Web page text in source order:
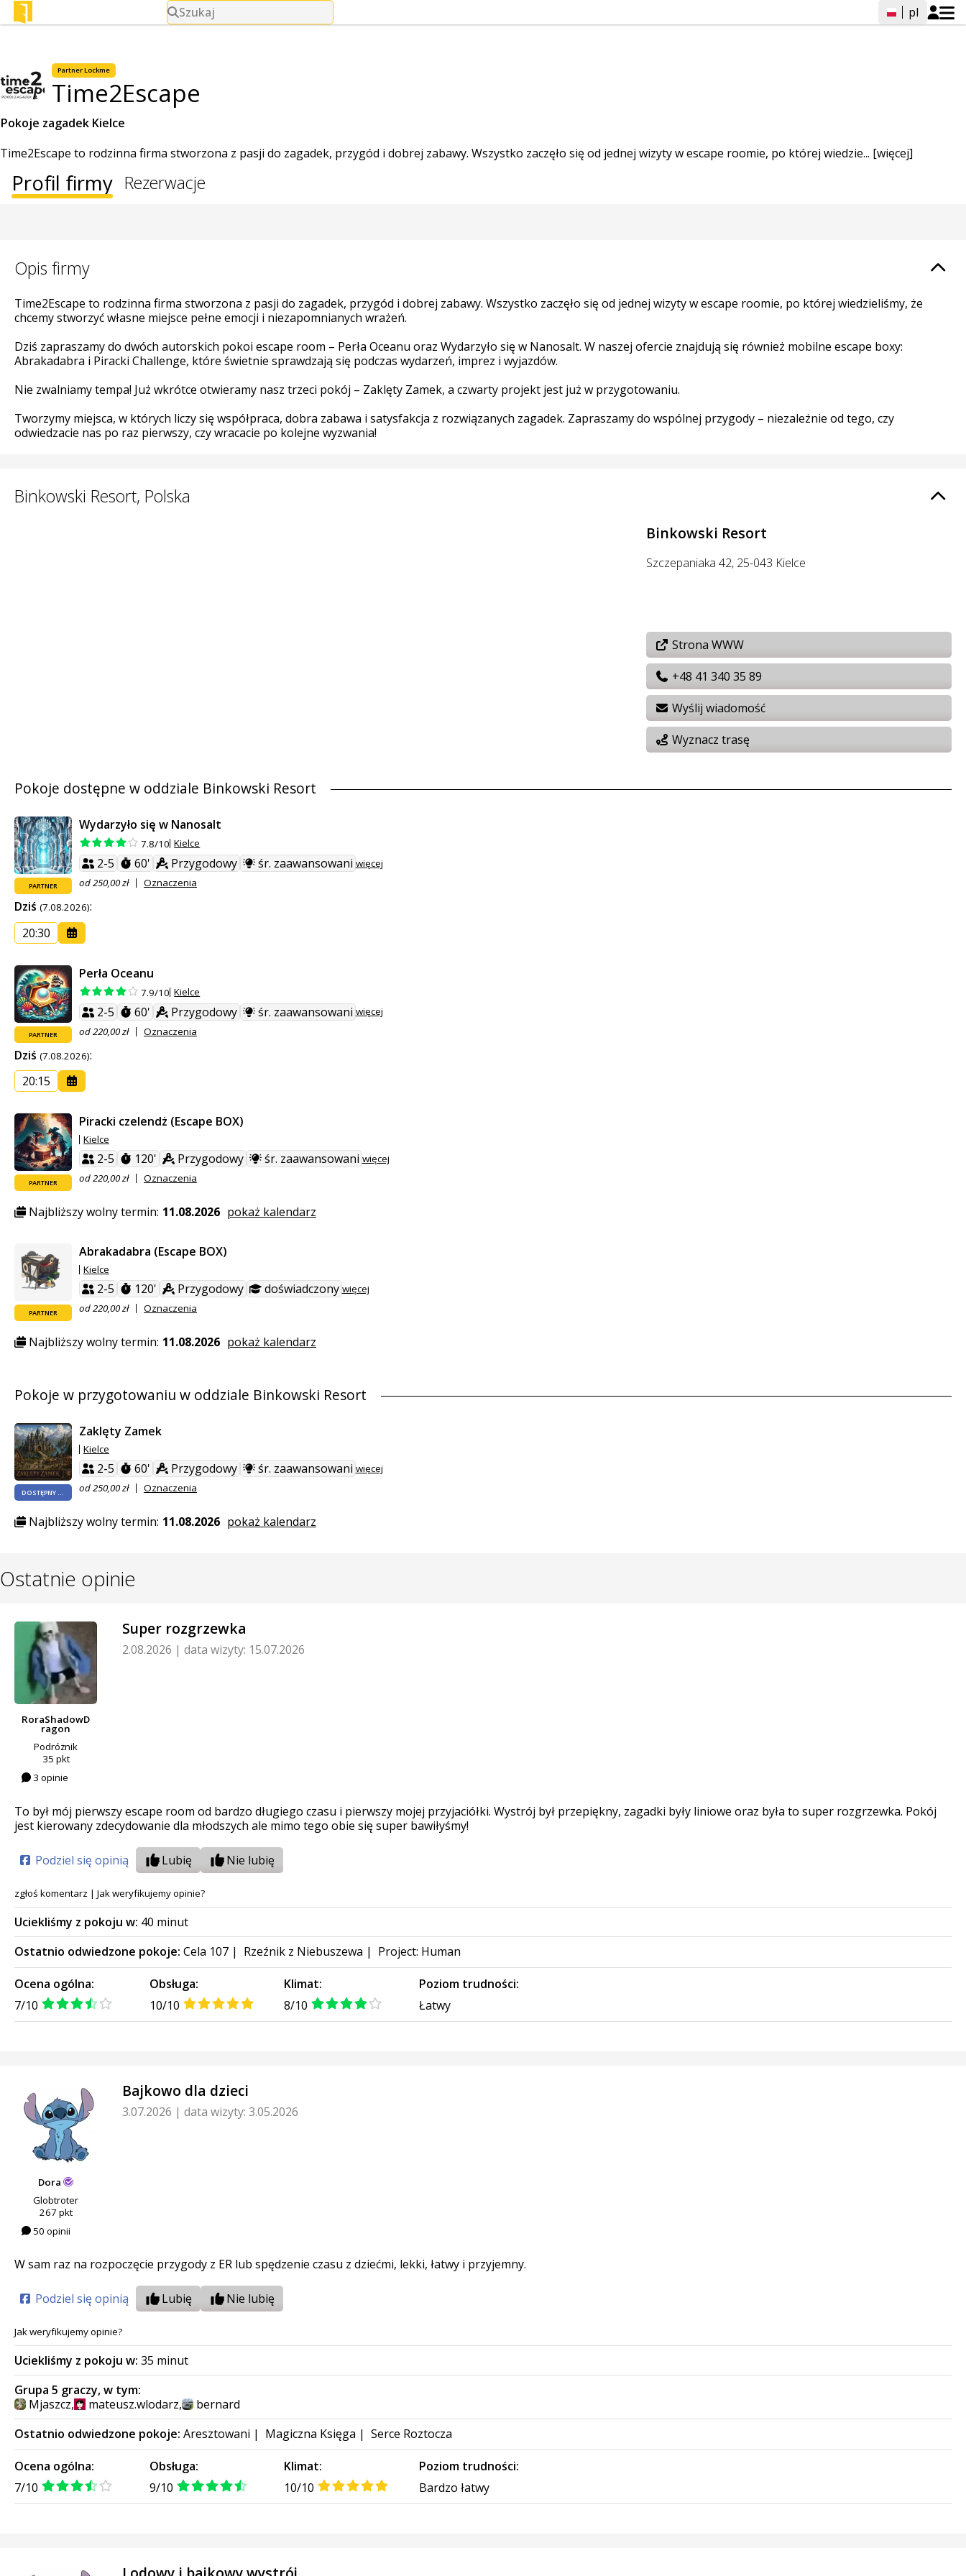
Szukaj pl
Partner Lockme
Time2Escape
Pokoje zagadek Kielce
Time2Escape to rodzinna firma stworzona z pasji do zagadek, przygód i dobrej zabawy. Wszystko zaczęło się od jednej wizyty w escape roomie, po której wiedzie... [więcej]
Profil firmy Rezerwacje
Opis firmy
Time2Escape to rodzinna firma stworzona z pasji do zagadek, przygód i dobrej zabawy. Wszystko zaczęło się od jednej wizyty w escape roomie, po której wiedzieliśmy, że
chcemy stworzyć własne miejsce pełne emocji i niezapomnianych wrażeń.
Dziś zapraszamy do dwóch autorskich pokoi escape room – Perła Oceanu oraz Wydarzyło się w Nanosalt. W naszej ofercie znajdują się również mobilne escape boxy:
Abrakadabra i Piracki Challenge, które świetnie sprawdzają się podczas wydarzeń, imprez i wyjazdów.
Nie zwalniamy tempa! Już wkrótce otwieramy nasz trzeci pokój – Zaklęty Zamek, a czwarty projekt jest już w przygotowaniu.
Tworzymy miejsca, w których liczy się współpraca, dobra zabawa i satysfakcja z rozwiązanych zagadek. Zapraszamy do wspólnej przygody – niezależnie od tego, czy
odwiedzacie nas po raz pierwszy, czy wracacie po kolejne wyzwania!
Binkowski Resort, Polska
Binkowski Resort
Szczepaniaka 42, 25-043 Kielce
Strona WWW
+48 41 340 35 89
Wyślij wiadomość
Wyznacz trasę
Pokoje dostępne w oddziale Binkowski Resort
PARTNER
Wydarzyło się w Nanosalt
7.8/10 Kielce
2-5 60' Przygodowy śr. zaawansowani więcej
od 250,00 zł
Oznaczenia
Dziś (7.08.2026):
20:30
PARTNER
Perła Oceanu
7.9/10 Kielce
2-5 60' Przygodowy śr. zaawansowani więcej
od 220,00 zł
Oznaczenia
Dziś (7.08.2026):
20:15
PARTNER
Piracki czelendż (Escape BOX)
Kielce
2-5 120' Przygodowy śr. zaawansowani więcej
od 220,00 zł
Oznaczenia
Najbliższy wolny termin: 11.08.2026 pokaż kalendarz
PARTNER
Abrakadabra (Escape BOX)
Kielce
2-5 120' Przygodowy doświadczony więcej
od 220,00 zł
Oznaczenia
Najbliższy wolny termin: 11.08.2026 pokaż kalendarz
Pokoje w przygotowaniu w oddziale Binkowski Resort
DOSTĘPNY WKRÓTCE
Zaklęty Zamek
Kielce
2-5 60' Przygodowy śr. zaawansowani więcej
od 250,00 zł
Oznaczenia
Najbliższy wolny termin: 11.08.2026 pokaż kalendarz
Ostatnie opinie
RoraShadowD
ragon
Podróżnik
35 pkt
3 opinie
Super rozgrzewka
2.08.2026 | data wizyty: 15.07.2026
To był mój pierwszy escape room od bardzo długiego czasu i pierwszy mojej przyjaciółki. Wystrój był przepiękny, zagadki były liniowe oraz była to super rozgrzewka. Pokój
jest kierowany zdecydowanie dla młodszych ale mimo tego obie się super bawiłyśmy!
Podziel się opinią Lubię Nie lubię
zgłoś komentarz | Jak weryfikujemy opinie?
Uciekliśmy z pokoju w: 40 minut
Ostatnio odwiedzone pokoje: Cela 107 | Rzeźnik z Niebuszewa | Project: Human
Ocena ogólna:
7/10
Obsługa:
10/10
Klimat:
8/10
Poziom trudności:
Łatwy
Dora
Globtroter
267 pkt
50 opinii
Bajkowo dla dzieci
3.07.2026 | data wizyty: 3.05.2026
W sam raz na rozpoczęcie przygody z ER lub spędzenie czasu z dziećmi, lekki, łatwy i przyjemny.
Podziel się opinią Lubię Nie lubię
Jak weryfikujemy opinie?
Uciekliśmy z pokoju w: 35 minut
Grupa 5 graczy, w tym:
Mjaszcz, mateusz.wlodarz,
bernard
Ostatnio odwiedzone pokoje: Aresztowani | Magiczna Księga | Serce Roztocza
Ocena ogólna:
7/10
Obsługa:
9/10
Klimat:
10/10
Poziom trudności:
Bardzo łatwy